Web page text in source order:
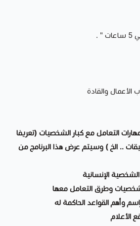
الأعمال والقادة
التعامل مع كبار الشخصيات (تعريفا
.. الخ ) وسيتم عرض هذا البرنامج من
الإنسانية
وطرق التعامل معها
وأهم القواعد الحاكمة له
الأعلام